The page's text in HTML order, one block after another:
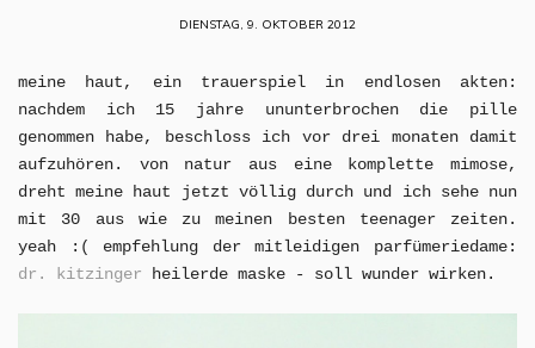
DIENSTAG, 9. OKTOBER 2012
meine haut, ein trauerspiel in endlosen akten:
nachdem ich 15 jahre ununterbrochen die pille
genommen habe, beschloss ich vor drei monaten damit
aufzuhören. von natur aus eine komplette mimose,
dreht meine haut jetzt völlig durch und ich sehe nun
mit 30 aus wie zu meinen besten teenager zeiten.
yeah :( empfehlung der mitleidigen parfümeriedame:
dr. kitzinger heilerde maske - soll wunder wirken.